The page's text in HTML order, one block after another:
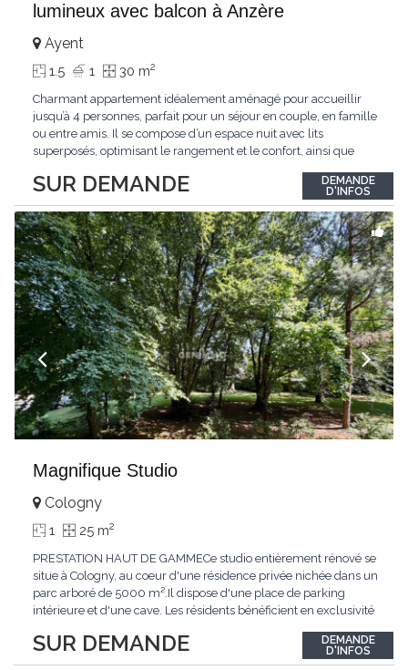
lumineux avec balcon à Anzère
SUR DEMANDE
Ayent
1.5 1 30 m2
Charmant appartement idéalement aménagé pour accueillir
jusqu’à 4 personnes, parfait pour un séjour en couple, en famille
ou entre amis. Il se compose d’un espace nuit avec lits
superposés, optimisant le rangement et le confort, ainsi que
télévision murale. La cuisine ouverte et entièrement équipée
(plaques de...
DEMANDE
D'INFOS
Magnifique Studio
SUR DEMANDE
Cologny
1 25 m2
PRESTATION HAUT DE GAMMECe studio entièrement rénové se
situe à Cologny, au coeur d'une résidence privée nichée dans un
parc arboré de 5000 m².Il dispose d'une place de parking
intérieure et d'une cave. Les résidents bénéficient en exclusivité
vélos et d'une salle de jeux.ACCESSIBILITÉAccessible en voiture
par la route de...
DEMANDE
D'INFOS